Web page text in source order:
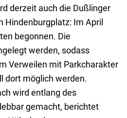
zum
Verweilen
entstehen.
Die
ist von
zu sehen.
derzeit auch die Dußlinger
Hindenburgplatz: Im April
begonnen. Die
werden, sodass
Verweilen mit Parkcharakter
dort möglich werden.
wird entlang des
gemacht, berichtet